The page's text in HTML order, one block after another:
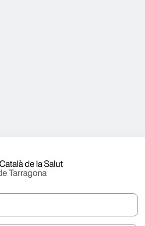
a Campus